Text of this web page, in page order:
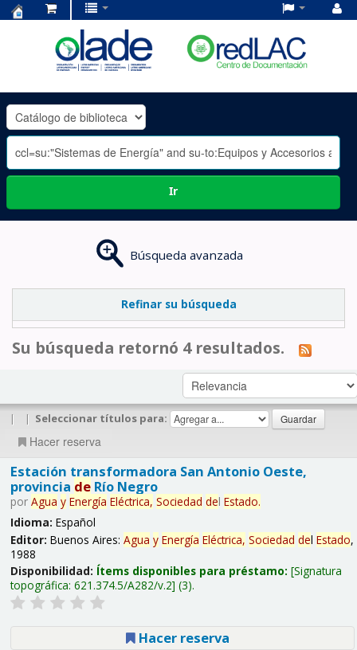
OLADE
-
Ir
Búsqueda avanzada
Refinar su búsqueda
Su búsqueda retornó 4 resultados.
| | Seleccionar títulos para:
Hacer reserva
Estación transformadora San Antonio Oeste,
provincia deRío Negro
por Agua y Energía Eléctrica, Sociedad del Estado.
Idioma: Español
Editor: Buenos Aires: Agua y Energía Eléctrica, Sociedad del Estado,
1988
Disponibilidad: Ítems disponibles para préstamo: Signatura
topográfica: 621.374.5/A282/v.2 (3).
Hacer reserva